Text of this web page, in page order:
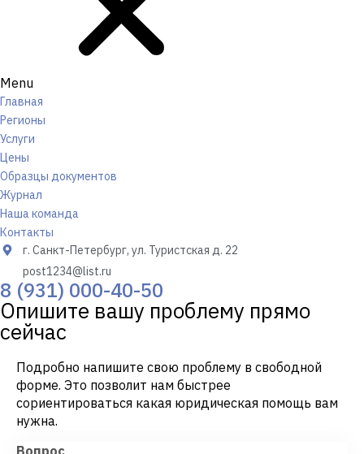
Menu
Главная
Регионы
Услуги
Цены
Образцы документов
Журнал
Наша команда
Контакты
г. Санкт-Петербург, ул. Туристская д. 22
post1234@list.ru
8 (931) 000-40-50
Опишите вашу проблему прямо
сейчас
Подробно напишите свою проблему в свободной
форме. Это позволит нам быстрее
сориентироваться какая юридическая помощь вам
нужна.
Вопрос